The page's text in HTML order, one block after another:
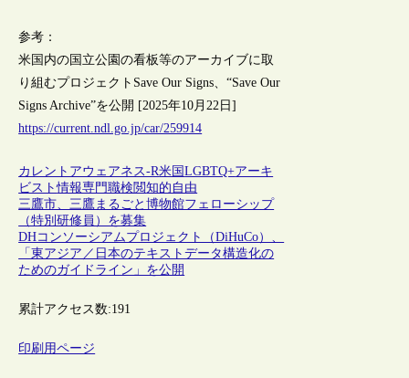
参考：
米国内の国立公園の看板等のアーカイブに取
り組むプロジェクトSave Our Signs、“Save Our
Signs Archive”を公開 [2025年10月22日]
https://current.ndl.go.jp/car/259914
カレントアウェアネス-R米国LGBTQ+アーキ
ビスト情報専門職検閲知的自由
三鷹市、三鷹まるごと博物館フェローシップ
（特別研修員）を募集
DHコンソーシアムプロジェクト（DiHuCo）、
「東アジア／日本のテキストデータ構造化の
ためのガイドライン」を公開
累計アクセス数:191
印刷用ページ